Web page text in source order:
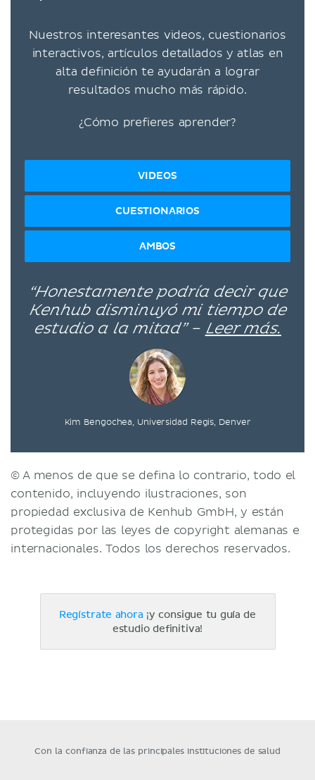
Nuestros interesantes videos, cuestionarios
interactivos, artículos detallados y atlas en
alta definición te ayudarán a lograr
resultados mucho más rápido.
¿Cómo prefieres aprender?
VIDEOS
CUESTIONARIOS
AMBOS
“Honestamente podría decir que
Kenhub disminuyó mi tiempo de
estudio a la mitad” – Leer más.
Kim Bengochea, Universidad Regis, Denver
© A menos de que se defina lo contrario, todo el
contenido, incluyendo ilustraciones, son
propiedad exclusiva de Kenhub GmbH, y están
protegidas por las leyes de copyright alemanas e
internacionales. Todos los derechos reservados.
Regístrate ahora ¡y consigue tu guía de
estudio definitiva!
Con la confianza de las principales instituciones de salud